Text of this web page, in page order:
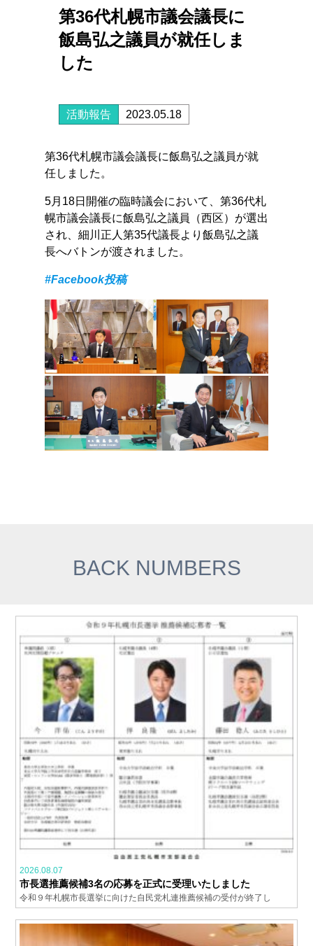
第36代札幌市議会議長に
飯島弘之議員が就任しま
した
活動報告 2023.05.18
第36代札幌市議会議長に飯島弘之議員が就
任しました。
5月18日開催の臨時議会において、第36代札
幌市議会議長に飯島弘之議員（西区）が選出
され、細川正人第35代議長より飯島弘之議
長へバトンが渡されました。
#Facebook投稿
BACK NUMBERS
2026.08.07
市長選推薦候補3名の応募を正式に受理いたしました
令和９年札幌市長選挙に向けた自民党札連推薦候補の受付が終了し